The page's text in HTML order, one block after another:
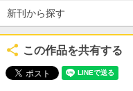
新刊から探す
この作品を共有する